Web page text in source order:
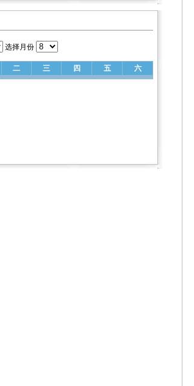
选择月份
二 三 四 五 六